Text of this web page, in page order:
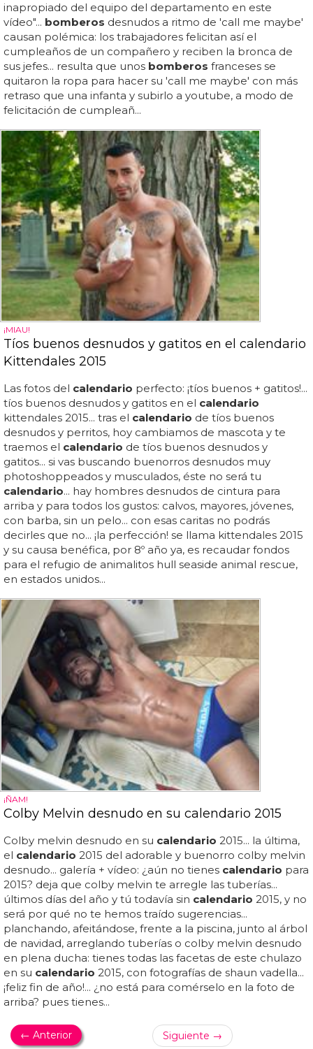
inapropiado del equipo del departamento en este
vídeo"... bomberos desnudos a ritmo de 'call me maybe'
causan polémica: los trabajadores felicitan así el
cumpleaños de un compañero y reciben la bronca de
sus jefes... resulta que unos bomberos franceses se
quitaron la ropa para hacer su 'call me maybe' con más
retraso que una infanta y subirlo a youtube, a modo de
felicitación de cumpleañ...
¡MIAU!
Tíos buenos desnudos y gatitos en el calendario
Kittendales 2015
Las fotos del calendario perfecto: ¡tíos buenos + gatitos!...
tíos buenos desnudos y gatitos en el calendario
kittendales 2015... tras el calendario de tíos buenos
desnudos y perritos, hoy cambiamos de mascota y te
traemos el calendario de tíos buenos desnudos y
gatitos... si vas buscando buenorros desnudos muy
photoshoppeados y musculados, éste no será tu
calendario... hay hombres desnudos de cintura para
arriba y para todos los gustos: calvos, mayores, jóvenes,
con barba, sin un pelo... con esas caritas no podrás
decirles que no... ¡la perfección! se llama kittendales 2015
y su causa benéfica, por 8º año ya, es recaudar fondos
para el refugio de animalitos hull seaside animal rescue,
en estados unidos...
¡ÑAM!
Colby Melvin desnudo en su calendario 2015
Colby melvin desnudo en su calendario 2015... la última,
el calendario 2015 del adorable y buenorro colby melvin
desnudo... galería + vídeo: ¿aún no tienes calendario para
2015? deja que colby melvin te arregle las tuberías...
últimos días del año y tú todavía sin calendario 2015, y no
será por qué no te hemos traído sugerencias...
planchando, afeitándose, frente a la piscina, junto al árbol
de navidad, arreglando tuberías o colby melvin desnudo
en plena ducha: tienes todas las facetas de este chulazo
en su calendario 2015, con fotografías de shaun vadella...
¡feliz fin de año!... ¿no está para comérselo en la foto de
arriba? pues tienes...
← Anterior Siguiente →